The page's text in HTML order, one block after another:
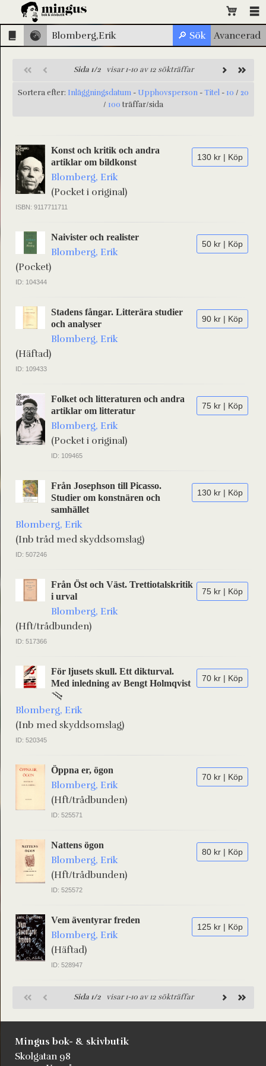
Sida 1/2visar 1-10 av 12 sökträffar
Sortera efter: Inläggningsdatum - Upphovsperson -Titel - 10 / 20
/ 100 träffar/sida
130 kr | Köp
Konst och kritik och andra
artiklar om bildkonst
Blomberg, Erik
(Pocket i original)
ISBN: 9117711711
50 kr | Köp
Naivister och realister
Blomberg, Erik
(Pocket)
ID: 104344
90 kr | Köp
Stadens fångar. Litterära studier
och analyser
Blomberg, Erik
(Häftad)
ID: 109433
75 kr | Köp
Folket och litteraturen och andra
artiklar om litteratur
Blomberg, Erik
(Pocket i original)
ID: 109465
130 kr | Köp
Från Josephson till Picasso.
Studier om konstnären och
samhället
Blomberg, Erik
(Inb tråd med skyddsomslag)
ID: 507246
75 kr | Köp
Från Öst och Väst. Trettiotalskritik
i urval
Blomberg, Erik
(Hft/trådbunden)
ID: 517366
70 kr | Köp
För ljusets skull. Ett dikturval.
Med inledning av Bengt Holmqvist
Blomberg, Erik
(Inb med skyddsomslag)
ID: 520345
70 kr | Köp
Öppna er, ögon
Blomberg, Erik
(Hft/trådbunden)
ID: 525571
80 kr | Köp
Nattens ögon
Blomberg, Erik
(Hft/trådbunden)
ID: 525572
125 kr | Köp
Vem äventyrar freden
Blomberg, Erik
(Häftad)
ID: 528947
Sida 1/2visar 1-10 av 12 sökträffar
Mingus bok- & skivbutik
Skolgatan 98